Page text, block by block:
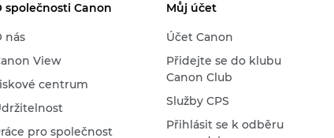
společnosti Canon
nás
View
centrum
pro společnost
Můj účet
Účet Canon
Přidejte se do klubu
Canon Club
Služby CPS
Přihlásit se k odběru